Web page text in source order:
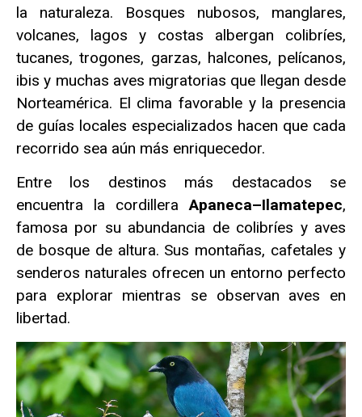
la naturaleza. Bosques nubosos, manglares,
volcanes, lagos y costas albergan colibríes,
tucanes, trogones, garzas, halcones, pelícanos,
ibis y muchas aves migratorias que llegan desde
Norteamérica. El clima favorable y la presencia
de guías locales especializados hacen que cada
recorrido sea aún más enriquecedor.
Entre los destinos más destacados se
encuentra la cordillera
Apaneca–Ilamatepec,
famosa por su abundancia de colibríes y aves
de bosque de altura. Sus montañas, cafetales y
senderos naturales ofrecen un entorno perfecto
para explorar mientras se observan aves en
libertad.